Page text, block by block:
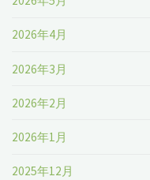
2026年4月
2026年3月
2026年2月
2026年1月
2025年12月